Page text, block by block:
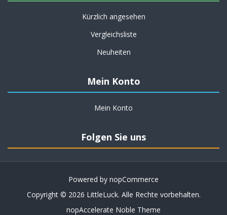
Kürzlich angesehen
Vergleichsliste
Neuheiten
Mein Konto
Mein Konto
Folgen Sie uns
Powered by nopCommerce
Copyright © 2026 LittleLuck. Alle Rechte vorbehalten.
nopAccelerate Noble Theme